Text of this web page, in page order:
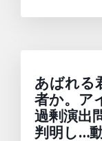
あばれる
者か。ア
過剰演出
判明し…